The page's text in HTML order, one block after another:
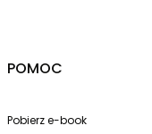
POMOC
Pobierz e-book